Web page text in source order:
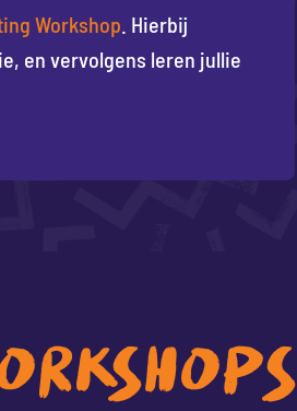
Workshop . Hierbij
en vervolgens leren jullie